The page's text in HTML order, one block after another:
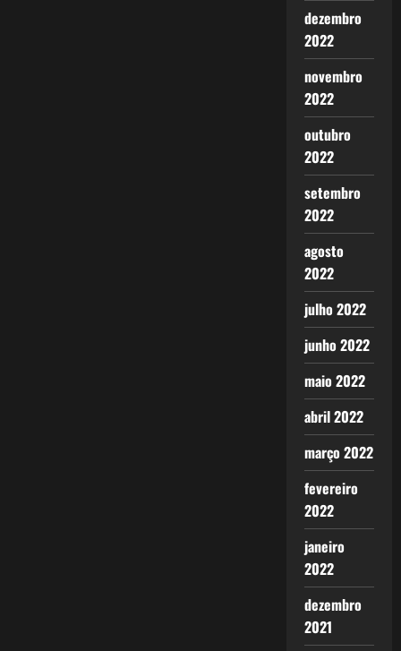
dezembro
2022
novembro
2022
outubro
2022
setembro
2022
agosto
2022
julho 2022
junho 2022
maio 2022
abril 2022
março 2022
fevereiro
2022
janeiro
2022
dezembro
2021